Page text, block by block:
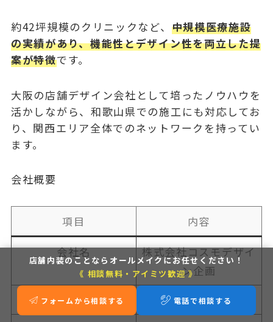
約42坪規模のクリニックなど、 中規模医療施設
の実績があり、機能性とデザイン性を両立した提
案が特徴です。
大阪の店舗デザイン会社として培ったノウハウを
活かしながら、和歌山県での施工にも対応してお
り、関西エリア全体でのネットワークを持ってい
ます。
会社概要
項目
内容
会社名
株式会社コスモデザイ
ン企画
電話番号
06-6447-6808
店舗内装のことなら オールメイクにお任せください！
《 相談無料・アイミツ歓迎 》
フォームから相談する 電話で相談する